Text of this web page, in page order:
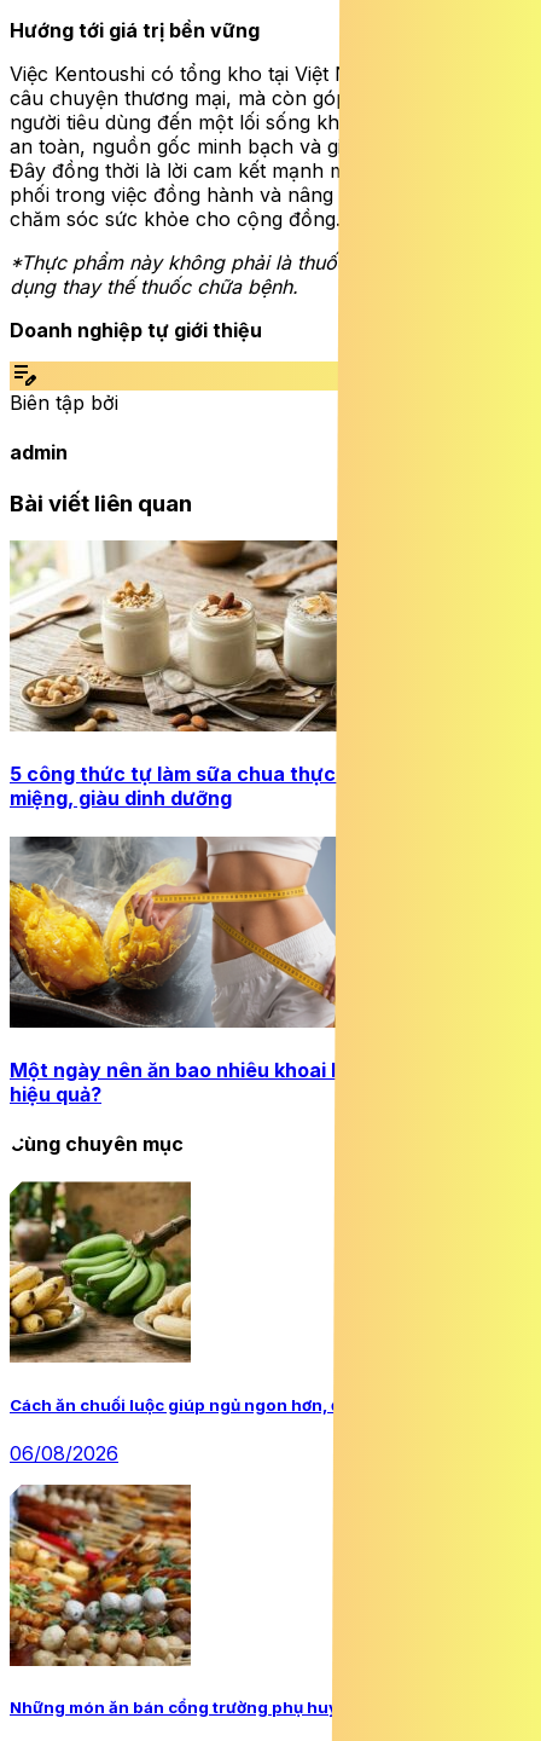
Hướng tới giá trị bền vững
Việc Kentoushi có tổng kho tại Việt Nam không chỉ là
câu chuyện thương mại, mà còn góp phần định hướng
người tiêu dùng đến một lối sống khoa học: ưu tiên sự
an toàn, nguồn gốc minh bạch và giá trị sử dụng lâu dài.
Đây đồng thời là lời cam kết mạnh mẽ của nhà phân
phối trong việc đồng hành và nâng tầm tiêu chuẩn
chăm sóc sức khỏe cho cộng đồng.
*Thực phẩm này không phải là thuốc và không có tác
dụng thay thế thuốc chữa bệnh.
Doanh nghiệp tự giới thiệu
edit_note
Biên tập bởi
admin
Bài viết liên quan
5 công thức tự làm sữa chua thực vật đơn giản, ngon
miệng, giàu dinh dưỡng
Một ngày nên ăn bao nhiêu khoai lang để giảm cân
hiệu quả?
Cùng chuyên mục
Cách ăn chuối luộc giúp ngủ ngon hơn, đỡ trằn trọc mất ngủ
06/08/2026
Những món ăn bán cổng trường phụ huynh cần lưu ý